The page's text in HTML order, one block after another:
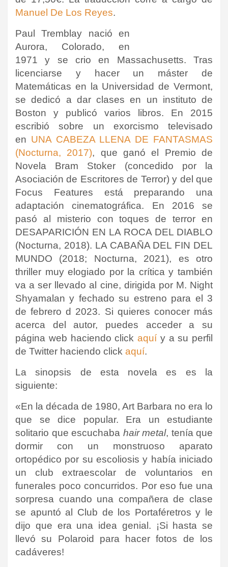
Manuel De Los Reyes.
Paul Tremblay nació en
Aurora, Colorado, en
1971 y se crio en Massachusetts. Tras
licenciarse y hacer un máster de
Matemáticas en la Universidad de Vermont,
se dedicó a dar clases en un instituto de
Boston y publicó varios libros. En 2015
escribió sobre un exorcismo televisado
en UNA CABEZA LLENA DE FANTASMAS
(Nocturna, 2017), que ganó el Premio de
Novela Bram Stoker (concedido por la
Asociación de Escritores de Terror) y del que
Focus Features está preparando una
adaptación cinematográfica. En 2016 se
pasó al misterio con toques de terror en
DESAPARICIÓN EN LA ROCA DEL DIABLO
(Nocturna, 2018). LA CABAÑA DEL FIN DEL
MUNDO (2018; Nocturna, 2021), es otro
thriller muy elogiado por la crítica y también
va a ser llevado al cine, dirigida por M. Night
Shyamalan y fechado su estreno para el 3
de febrero d 2023. Si quieres conocer más
acerca del autor, puedes acceder a su
página web haciendo click aquí y a su perfil
de Twitter haciendo click aquí.
La sinopsis de esta novela es es la
siguiente:
«En la década de 1980, Art Barbara no era lo
que se dice popular. Era un estudiante
solitario que escuchaba hair metal, tenía que
dormir con un monstruoso aparato
ortopédico por su escoliosis y había iniciado
un club extraescolar de voluntarios en
funerales poco concurridos. Por eso fue una
sorpresa cuando una compañera de clase
se apuntó al Club de los Portaféretros y le
dijo que era una idea genial. ¡Si hasta se
llevó su Polaroid para hacer fotos de los
cadáveres!